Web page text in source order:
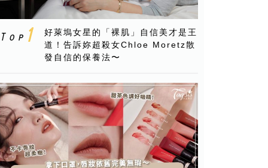
好萊塢女星的「裸肌」自信美才是王
道！告訴妳超殺女Chloe Moretz散
發自信的保養法〜